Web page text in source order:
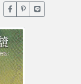
臉書分享(另開新視窗)
噗浪分享(另開新
Line分享(另